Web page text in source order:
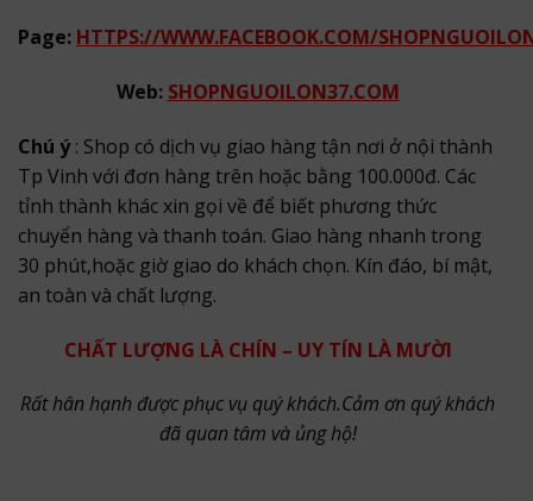
Page: HTTPS://WWW.FACEBOOK.COM/
Web: SHOPNGUOILON37.COM
Chú ý: Shop có dịch vụ giao hàng tận nơi ở nội thành
Tp Vinh với đơn hàng trên hoặc bằng 100.000đ. Các
tỉnh thành khác xin gọi về để biết phương thức
chuyển hàng và thanh toán. Giao hàng nhanh trong
30 phút,hoặc giờ giao do khách chọn. Kín đáo, bí mật,
an toàn và chất lượng.
CHẤT LƯỢNG LÀ CHÍN – UY TÍN LÀ MƯỜI
Rất hân hạnh được phục vụ quý khách.Cảm ơn quý khách
đã quan tâm và ủng hộ!